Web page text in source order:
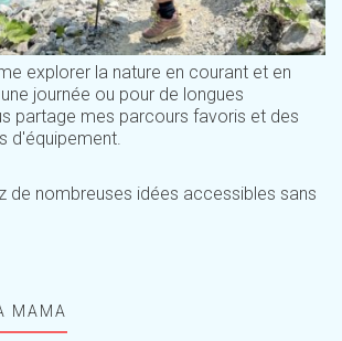
explorer la nature en courant et en
journée ou pour de longues
partage mes parcours favoris et des
d'équipement.
de nombreuses idées accessibles sans
MAMA